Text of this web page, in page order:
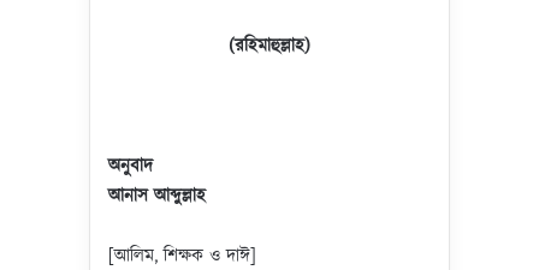
(রহিমাহুল্লাহ)
অনুবাদ
আনাস আব্দুল্লাহ
[আলিম, শিক্ষক ও দাঈ]